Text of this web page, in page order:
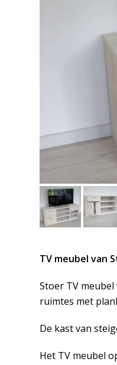
TV meubel van
Stoer TV
ruimtes met
De kast van
Het TV meubel